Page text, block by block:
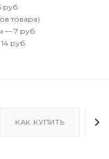
руб.
товара)
— 7 руб.
руб.
КАК КУПИТЬ